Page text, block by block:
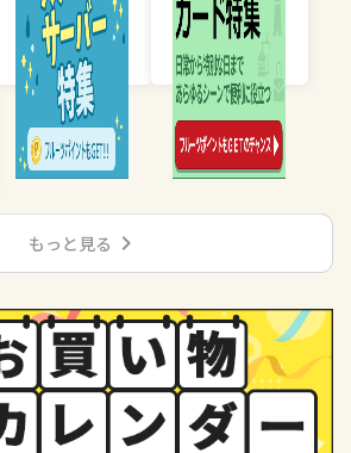
もっと見る chevron_right